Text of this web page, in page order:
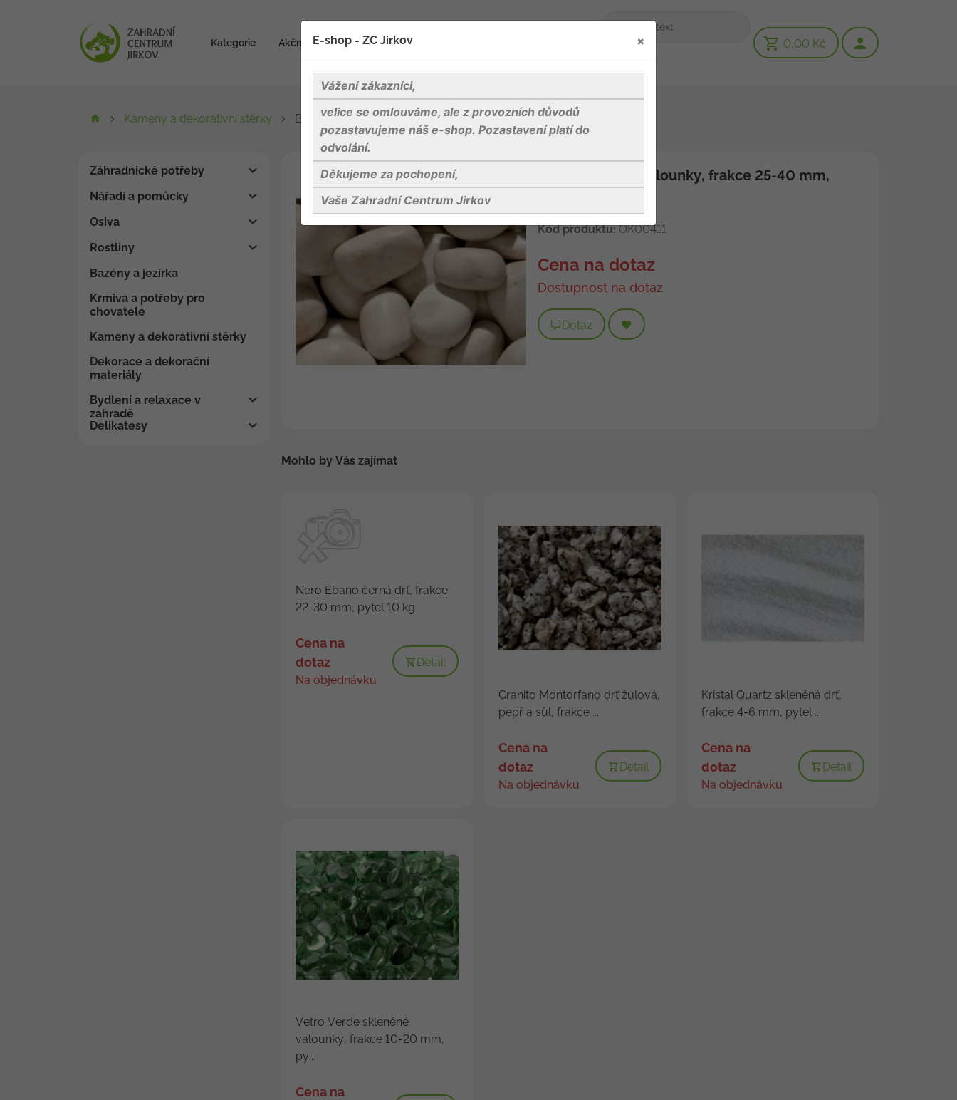
Kategorie Akční zboží Blog Kontakty 0,00 Kč
Kameny a dekorativní stěrky Bianco Verona valounky, frakce 25-40 mm, pytel 25 kg
Záhradnické potřeby
Nářadí a pomůcky
Osiva
Rostliny
Bazény a jezírka
Krmiva a potřeby pro
chovatele
Kameny a dekorativní stěrky
Dekorace a dekorační
materiály
Bydlení a relaxace v
zahradě
Delikatesy
Bianco Verona valounky, frakce 25-40 mm,
pytel 25 kg
Kód produktu:OK00411
Cena na dotaz
Dostupnost na dotaz
Dotaz
Mohlo by Vás zajímat
Nero Ebano černá drť, frakce
22-30 mm, pytel 10 kg
Cena na
dotaz
Na objednávku
Detail
Granito Montorfano drť žulová,
pepř a sůl, frakce ...
Cena na
dotaz
Na objednávku
Detail
Kristal Quartz skleněná drť,
frakce 4-6 mm, pytel ...
Cena na
dotaz
Na objednávku
Detail
Vetro Verde skleněné
valounky, frakce 10-20 mm,
py...
Cena na
E-shop - ZC Jirkov ×
Vážení zákazníci,
velice se omlouváme, ale z provozních důvodů
pozastavujeme náš e-shop. Pozastavení platí do
odvolání.
Děkujeme za pochopení,
Vaše Zahradní Centrum Jirkov